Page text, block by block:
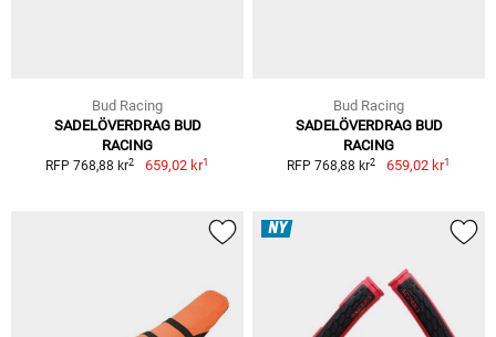
Bud Racing
SADELÖVERDRAG BUD
RACING
RFP 768,88 kr2 659,02 kr1
Bud Racing
SADELÖVERDRAG BUD
RACING
RFP 768,88 kr2 659,02 kr1
NY